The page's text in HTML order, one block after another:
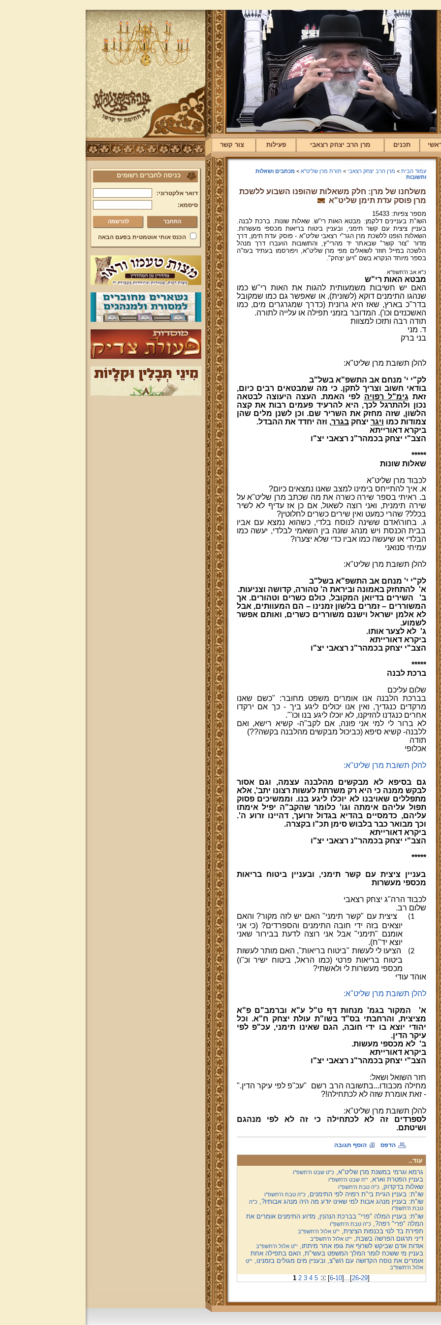
תכנים מרן הרב יצחק רצאבי פעילות צור קשר
עמוד הבית > מרן הרב יצחק רצאבי > תורת מרן שליט"א >מכתבים ושאלות
ותשובות
משלחנו של מרן: חלק משאלות שהופנו השבוע ללשכת
מרן פוסק עדת תימן שליט"א
מספר צפיות: 15433
השו"ת בעניינים דלקמן: מבטא האות רי"ש. שאלות שונות. ברכת לבנה.
בעניין ציצית עם קשר תימני, ובעניין ביטוח בריאות מכספי מעשרות.
השאלות הופנו ללשכת מרן הגר"י רצאבי שליט"א - פוסק עדת תימן, דרך
מדור "צור קשר" שבאתר יד מהרי"ץ, והתשובות הועברו דרך מנהל
הלשכה במייל חוזר לשואלים מפי מרן שליט"א, ויפורסמו בעתיד בעז"ה
בספר מיוחד הנקרא בשם "ויען יצחק".
כ"א אב ה'תשפ''א
מבטא האות רי"ש
האם יש חשיבות משמעותית להגות את האות רי"ש כמו
שנהגו התימנים דוקא (לשונית), או שאפשר גם כמו שמקובל
בדר"כ בארץ, שאז היא גרונית (כדרך שמגרגרים מים, כמו
האשכנזים וכו'). המדובר בזמני תפילה או עלייה לתורה.
תודה רבה ותזכו למצוות
ד. מני
בני ברק
להלן תשובת מרן שליט"א:
לק"י י' מנחם אב התשפ"א בשל"ב
בודאי חשוב וצריך לתקן. כי מה שמבטאים רבים כיום,
זאת גימ"ל רפויה לפי האמת. העצה היעוצה לבטאה
נכון ולהתרגל לכך, היא להרעיד פעמים רבות את קצה
הלשון, שזה מחזק את השריר שם. וכן לשנן מלים שהן
צמודות כמו ויגר יצחקבגרר, וזה יחדד את ההבדל.
ביקרא דאורייתא
הצב"י יצחק בכמהר"נ רצאבי יצ"ו
*****
שאלות שונות
לכבוד מרן שליט"א
א. איך להתייחס בימינו למצב שאנו נמצאים כיום?
ב. ראיתי בספר שירה כשרה את מה שכתב מרן שליט"א על
שירה תימנית, ואני רוצה לשאול, אם כן אז עדיף לא לשיר
בכלל? שהרי כמעט ואין שירים כשרים לחלוטין?
ג. בחור\אדם ששינה לנוסח בלדי, כשהוא נמצא עם אביו
בבית הכנסת ויש מנהג שונה בין השאמי לבלדי, יעשה כמו
הבלדי או שיעשה כמו אביו כדי שלא יצערו?
עמיחי סנואני
להלן תשובת מרן שליט"א:
לק"י י' מנחם אב התשפ"א בשל"ב
א' להתחזק באמונה וביראת ה' טהורה, קדושה וצניעות.
ב'
השירים בדיואן המקובל, כולם כשרים וטהורים. אך
המשוררים – זמרים בלשון זמנינו – הם המעוותים, אבל
לא אלמן ישראל וישנם משוררים כשרים, ואותם אפשר
לשמוע.
ג' לא לצער אותו.
ביקרא דאורייתא
הצב"י יצחק בכמהר"נ רצאבי יצ"ו
*****
ברכת לבנה
שלום עליכם
בברכת הלבנה אנו אומרים משפט מחובר: "כשם שאנו
מרקדים כנגדיך, ואין אנו יכולים ליגע ביך - כך אם ירקדו
אחרים כנגדנו להזיקנו, לא יוכלו ליגע בנו וכו'".
לא ברור לי למי אני פונה, אם לקב"ה- קשיא רישא, ואם
ללבנה- קשיא סיפא (כביכול מבקשים מהלבנה בקשה??)
תודה
אכלופי
להלן תשובת מרן שליט"א:
גם בסיפא לא מבקשים מהלבנה עצמה, וגם אסור
לבקש ממנה כי היא רק משרתת לעשות רצונו יתב', אלא
מתפללים שאויבנו לא יוכלו ליגע בנו. וממשיכים פסוק
תפול עליהם אימתה וגו' כלומר שהקב"ה יפיל אימתו
עליהם, כדמסיים בהדיא בגדול זרועך, דהיינו זרוע ה'.
וכך מבואר כבר בלבוש סימן תכ"ו בקצרה.
ביקרא דאורייתא
הצב"י יצחק בכמהר"נ רצאבי יצ"ו
*****
בעניין ציצית עם קשר תימני, ובעניין ביטוח בריאות
מכספי מעשרות
לכבוד הרה"ג יצחק רצאבי
שלום רב.
1)
ציצית עם "קשר תימני" האם יש לזה מקור? והאם
יוצאים בזה ידי חובה התימנים והספרדים? (כי אני
אומנם "תימני" אבל אני רוצה לדעת בבירור שאני
יוצא יד"ח).
2)
הציעו לי לעשות "ביטוח בריאות", האם מותר לעשות
ביטוח בריאות פרטי (כמו הראל, ביטוח ישיר וכ"ו)
מכספי מעשרות לי ולאשתי?
אוהד עודי
להלן תשובת מרן שליט"א:
א'
המקור בגמ' מנחות דף ט"ל ע"א וברמב"ם פ"א
מציצית, והרחבתי בס"ד בשו"ת עולת יצחק ח"א. וכל
יהודי יוצא בו ידי חובה, הגם שאינו תימני, עכ"פ לפי
עיקר הדין.
ב' לא מכספי מעשות.
ביקרא דאורייתא
הצב"י יצחק בכמהר"נ רצאבי יצ"ו
חזר השואל ושאל:
מחילה מכבודו...בתשובה הרב רשם
"עכ"פ לפי עיקר הדין."
- זאת אומרת שזה לא לכתחילה!?
להלן תשובת מרן שליט"א:
לספרדים זה לא לכתחילה כי זה לא לפי מנהגם
ושיטתם.
הדפס הוסף תגובה
עוד..
גרמא וגרמי במשנת מרן שליט"א,כ"ט שבט ה'תשפ''ו
בעניין הפטרת וארא, י"ח שבט ה'תשפ''ו
שאלות בדקדוק,כ"ה טבת ה'תשפ''ו
שו"ת: בעניין הגיית בי"ת רפויה לפי התימנים,כ"ה טבת ה'תשפ''ו
שו"ת: בעניין מנהג אבות למי שאינו יודע מה היה מנהג אבותיו?,כ"ה
טבת ה'תשפ''ו
שו"ת: בעניין המלה "פרי" בברכת הנהנין, מדוע התימנים אומרים את
המלה "פרי" רפה?,כ"ה טבת ה'תשפ''ו
תפירת בד לנוי בכנפות הציצית, י"ט אלול ה'תשפ''ב
דיני תרגום הפרשה בשבת, י"ט אלול ה'תשפ''ב
אודות אדם שביקש לשרוף את גופו אחר מיתתו, י"ט אלול ה'תשפ''ב
בעניין מי ששכח לומר המלך המשפט בעשי"ת, האם בתפילה אחת
אומרים את נוסח הקדושה עם הש"צ, ובעניין מים מגולים בזמנינו, י"ט
אלול ה'תשפ''ב
1 2 3 4 5 [6-10] ... [26-29]
כניסה לחברים רשומים
דואר אלקטרוני:
סיסמא:
להרשמה
הכנס אותי אוטמטית בפעם הבאה